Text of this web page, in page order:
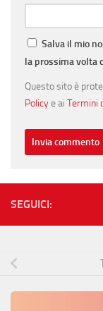
Salva il mio
la prossima volta
Questo sito è
Policye ai Termini
SEGUICI: